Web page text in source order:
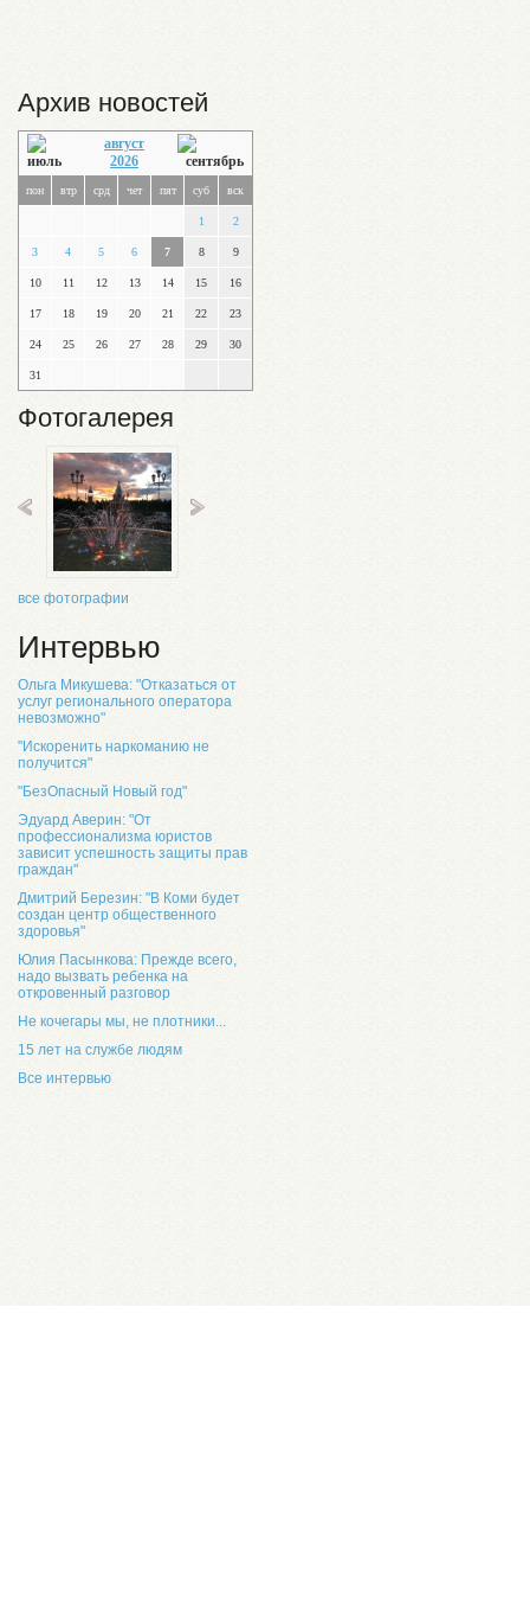
Архив новостей
август
2026
пон втр срд чет пят суб вск
1 2
3 4 5 6 7 8 9
10 11 12 13 14 15 16
17 18 19 20 21 22 23
24 25 26 27 28 29 30
31
Фотогалерея
все фотографии
Интервью
Ольга Микушева: "Отказаться от
услуг регионального оператора
невозможно"
"Искоренить наркоманию не
получится"
"БезОпасный Новый год"
Эдуард Аверин: "От
профессионализма юристов
зависит успешность защиты прав
граждан"
Дмитрий Березин: "В Коми будет
создан центр общественного
здоровья"
Юлия Пасынкова: Прежде всего,
надо вызвать ребенка на
откровенный разговор
Не кочегары мы, не плотники...
15 лет на службе людям
Все интервью